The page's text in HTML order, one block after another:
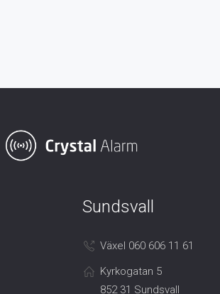
Sundsvall
Växel 060 606 11 61
Kyrkogatan 5
852 31 Sundsvall